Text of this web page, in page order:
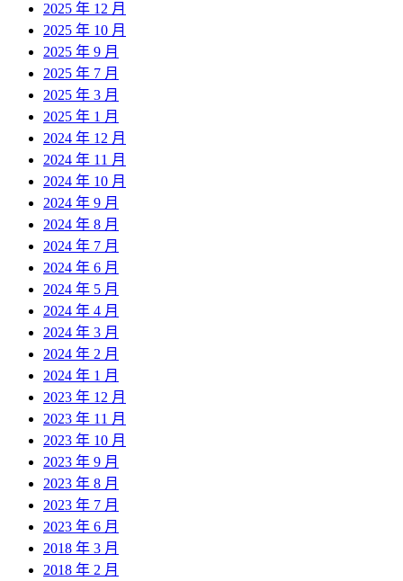
2025 年 12 月
2025 年 10 月
2025 年 9 月
2025 年 7 月
2025 年 3 月
2025 年 1 月
2024 年 12 月
2024 年 11 月
2024 年 10 月
2024 年 9 月
2024 年 8 月
2024 年 7 月
2024 年 6 月
2024 年 5 月
2024 年 4 月
2024 年 3 月
2024 年 2 月
2024 年 1 月
2023 年 12 月
2023 年 11 月
2023 年 10 月
2023 年 9 月
2023 年 8 月
2023 年 7 月
2023 年 6 月
2018 年 3 月
2018 年 2 月